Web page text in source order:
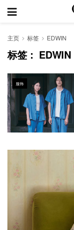
主页 标签 EDWIN
标签： EDWIN
服饰